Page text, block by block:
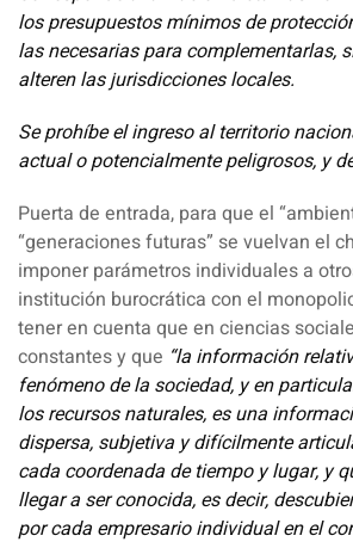
los presupuestos mínimos de
las necesarias para complementarlas,
alteren las jurisdicciones locales.
Se prohíbe el ingreso al territorio
actual o potencialmente peligrosos, y
Puerta de entrada, para que el
“generaciones futuras” se vuelvan el
imponer parámetros individuales a
institución burocrática con el
tener en cuenta que en ciencias
constantes y que “la información
fenómeno de la sociedad, y en
los recursos naturales, es una
dispersa, subjetiva y difícilmente
cada coordenada de tiempo y lugar, y
llegar a ser conocida, es decir,
por cada empresario individual en el